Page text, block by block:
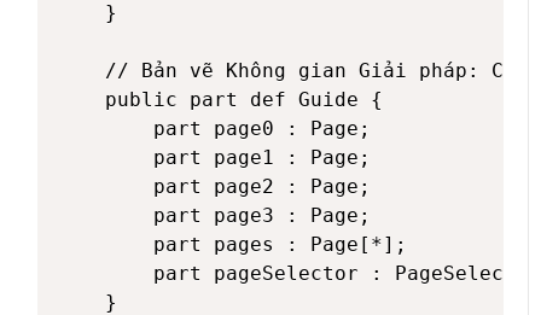
    }
// Bản vẽ Không gian Giải pháp:
    public part def Guide {
        part page0 : Page;
        part page1 : Page;
        part page2 : Page;
        part page3 : Page;
        part pages : Page[*];
part pageSelector :
    }